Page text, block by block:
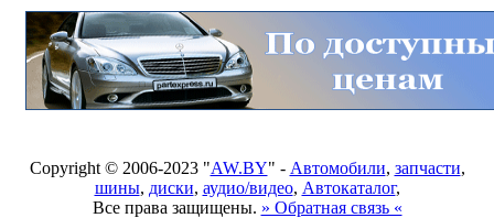
Copyright © 2006-2023 "AW.BY" - Автомобили, запчасти,
шины, диски, аудио/видео, Автокаталог,
Все права защищены. » Обратная связь «